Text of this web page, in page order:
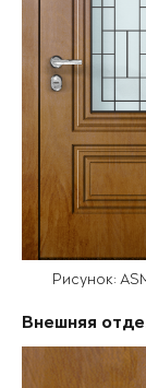
Рисунок:
Внешняя